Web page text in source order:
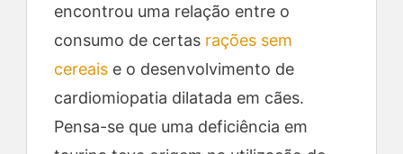
encontrou uma relação entre o
consumo de certas rações sem
cereais e o desenvolvimento de
cardiomiopatia dilatada em cães.
Pensa-se que uma deficiência em